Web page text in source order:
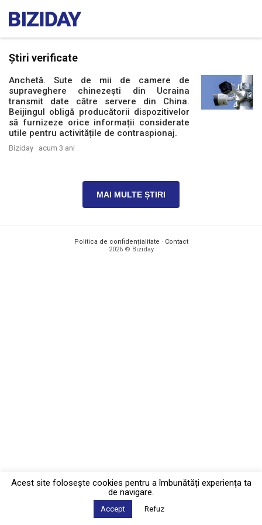
Știri verificate
Anchetă. Sute de mii de camere de
supraveghere chinezești din Ucraina
transmit date către servere din China.
Beijingul obligă producătorii dispozitivelor
să furnizeze orice informații considerate
utile pentru activitățile de contraspionaj.
Biziday · acum 3 ani
MAI MULTE ȘTIRI
Politica de confidențialitate · Contact
2026 © Biziday
Acest site foloseşte cookies pentru a îmbunătăți experiența ta
de navigare.
Accept Refuz